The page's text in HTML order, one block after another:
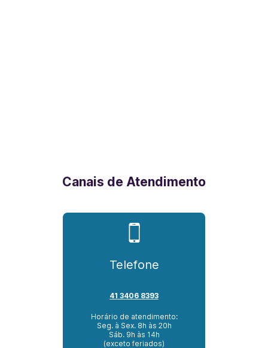
Canais de Atendimento
Telefone
41 3406 8393
Horário de atendimento:
Seg. à Sex. 8h às 20h
Sáb. 9h às 14h
(exceto feriados)